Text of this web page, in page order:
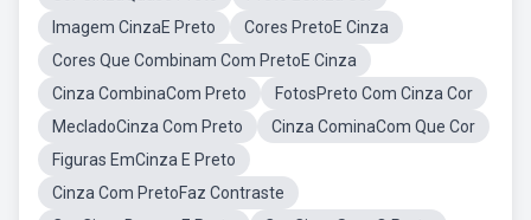
Imagem CinzaE Preto
Cores PretoE Cinza
Cores Que Combinam Com PretoE Cinza
Cinza CombinaCom Preto
FotosPreto Com Cinza Cor
MecladoCinza Com Preto
Cinza CominaCom Que Cor
Figuras EmCinza E Preto
Cinza Com PretoFaz Contraste